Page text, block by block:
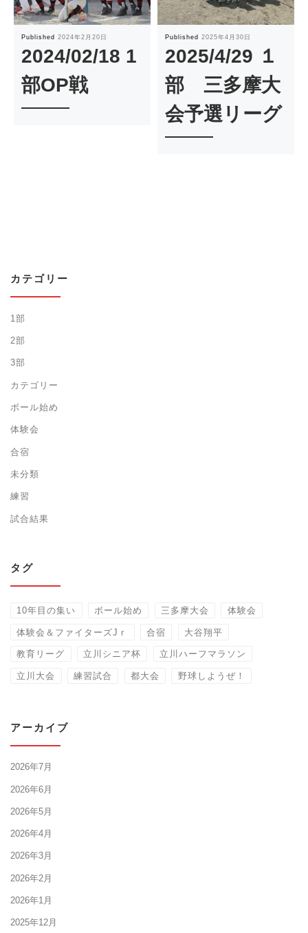
Published 2024年2月20日
2024/02/18 1
部OP戦
Published 2025年4月30日
2025/4/29 １
部 三多摩大
会予選リーグ
カテゴリー
1部
2部
3部
カテゴリー
ボール始め
体験会
合宿
未分類
練習
試合結果
タグ
10年目の集い ボール始め 三多摩大会 体験会
体験会＆ファイターズJｒ 合宿 大谷翔平
教育リーグ 立川シニア杯 立川ハーフマラソン
立川大会 練習試合 都大会 野球しようぜ！
アーカイブ
2026年7月
2026年6月
2026年5月
2026年4月
2026年3月
2026年2月
2026年1月
2025年12月